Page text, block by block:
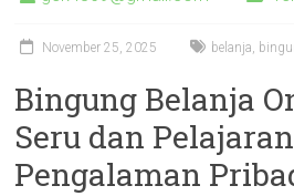
November 25, 2025 belanja,
Bingung Belanja
Seru dan
Pengalaman